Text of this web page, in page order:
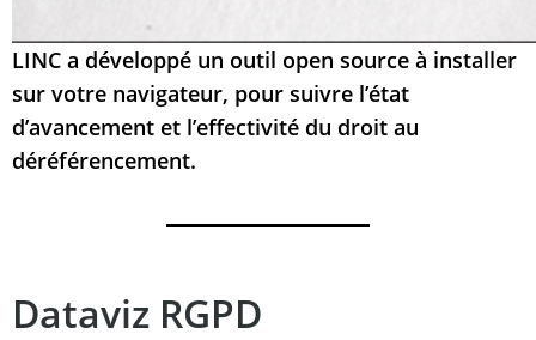
LINC a développé un outil open source à installer
sur votre navigateur, pour suivre l’état
d’avancement et l’effectivité du droit au
déréférencement.
Dataviz RGPD